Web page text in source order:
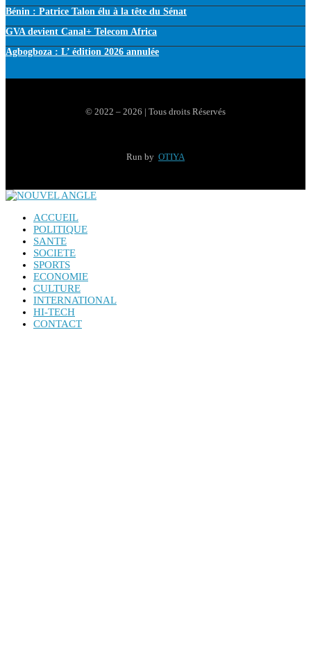
Bénin : Patrice Talon élu à la tête du Sénat
GVA devient Canal+ Telecom Africa
Agbogboza : L’ édition 2026 annulée
© 2022 – 2026 | Tous droits Réservés
Run by OTIYA
ACCUEIL
POLITIQUE
SANTE
SOCIETE
SPORTS
ECONOMIE
CULTURE
INTERNATIONAL
HI-TECH
CONTACT